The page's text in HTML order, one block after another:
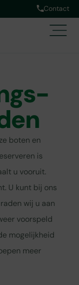
Contact
boten en
is
u vooruit.
U kunt bij ons
wij u aan
voorspeld
mogelijkheid
meer